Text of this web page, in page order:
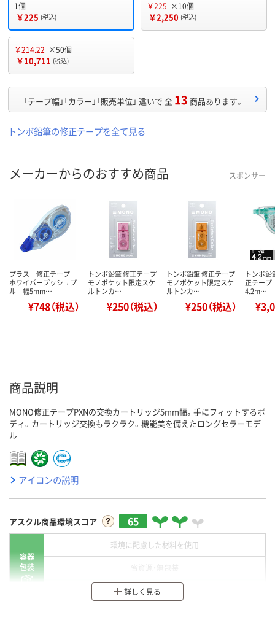
1個
￥225 (税込)
￥225 ×10個
￥2,250 (税込)
￥214.22 ×50個
￥10,711 (税込)
「テープ幅」「カラー」「販売単位」 違いで 全 13 商品あります。
トンボ鉛筆の修正テープを全て見る
メーカーからのおすすめ商品 スポンサー
プラス 修正テープ
ホワイパープッシュプ
ル 幅5mm…
¥748（税込）
トンボ鉛筆 修正テープ
モノポケット限定スケ
ルトンカ…
¥250（税込）
トンボ鉛筆 修正テープ
モノポケット限定スケ
ルトンカ…
¥250（税込）
トンボ鉛
正テー
4.2m…
商品説明
MONO修正テープPXNの交換カートリッジ5mm幅。手にフィットするボ
ディ。カートリッジ交換もラクラク。機能美を備えたロングセラーモデ
ル
アイコンの説明
アスクル商品環境スコア 65
容器
包装
環境に配慮した材料を使用
分別・リサイクルしやすい設計
詳しく見る